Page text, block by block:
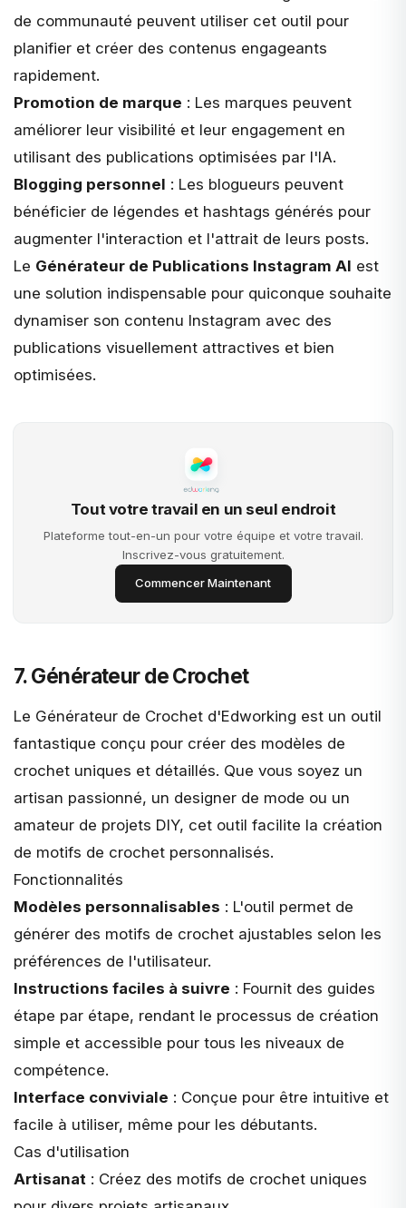
de communauté peuvent utiliser cet outil pour
planifier et créer des contenus engageants
rapidement.
Promotion de marque : Les marques peuvent
améliorer leur visibilité et leur engagement en
utilisant des publications optimisées par l'IA.
Blogging personnel : Les blogueurs peuvent
bénéficier de légendes et hashtags générés pour
augmenter l'interaction et l'attrait de leurs posts.
Le Générateur de Publications Instagram AI est
une solution indispensable pour quiconque souhaite
dynamiser son contenu Instagram avec des
publications visuellement attractives et bien
optimisées.
Tout votre travail en un seul endroit
Plateforme tout-en-un pour votre équipe et votre travail.
Inscrivez-vous gratuitement.
Commencer Maintenant
7. Générateur de Crochet
Le Générateur de Crochet d'Edworking est un outil
fantastique conçu pour créer des modèles de
crochet uniques et détaillés. Que vous soyez un
artisan passionné, un designer de mode ou un
amateur de projets DIY, cet outil facilite la création
de motifs de crochet personnalisés.
Fonctionnalités
Modèles personnalisables : L'outil permet de
générer des motifs de crochet ajustables selon les
préférences de l'utilisateur.
Instructions faciles à suivre : Fournit des guides
étape par étape, rendant le processus de création
simple et accessible pour tous les niveaux de
compétence.
Interface conviviale : Conçue pour être intuitive et
facile à utiliser, même pour les débutants.
Cas d'utilisation
Artisanat : Créez des motifs de crochet uniques